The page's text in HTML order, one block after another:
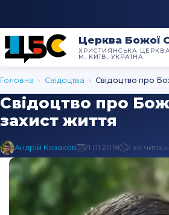
Церква Божої
ХРИСТИЯНСЬКА ЦЕРКВА,
М. КИЇВ, УКРАЇНА
Головна › Свідоцтва › Свідоцтво про
Свідоцтво про
захист життя
Андрій Казаков 21.01.2018 2 хв